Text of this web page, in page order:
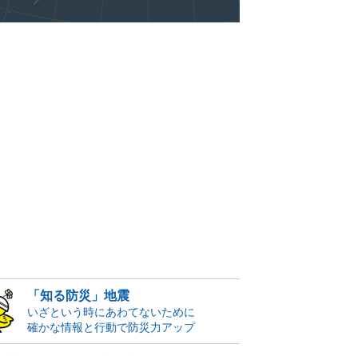
「知る防災」地震
いざという時にあわてないために
確かな情報と行動で防災力アップ